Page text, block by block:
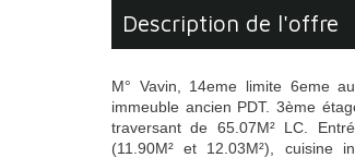
description de l'offre
M° Vavin, 14eme limite 6eme
immeuble ancien PDT. 3ème
traversant de 65.07M² LC.
(11.90M² et 12.03M²), cuisine